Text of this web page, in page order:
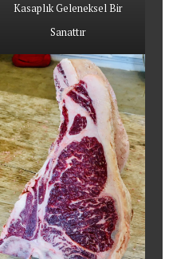
Kasaplık Geleneksel Bir
Sanattır